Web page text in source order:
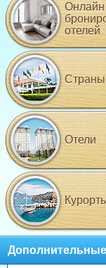
Онлайн
отелей
Страны
Отели
Дополнительные